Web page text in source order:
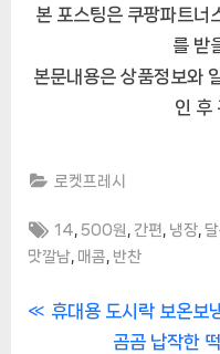
본 포스팅은 쿠팡파트너
를 받
본문내용은 상품정보와
인 후
로켓프레시
Tags:
14 500원 간편 냉장
맛깔남 매콤 반찬
글P
휴대용 도시락 보온보
N
곰곰 납작한